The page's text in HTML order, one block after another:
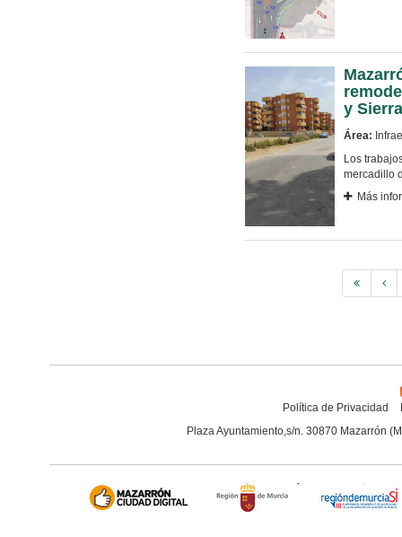
y
Área:
Los
mercadillo
Más
Política de Privacidad
Plaza Ayuntamiento,s/n. 30870 Mazarrón